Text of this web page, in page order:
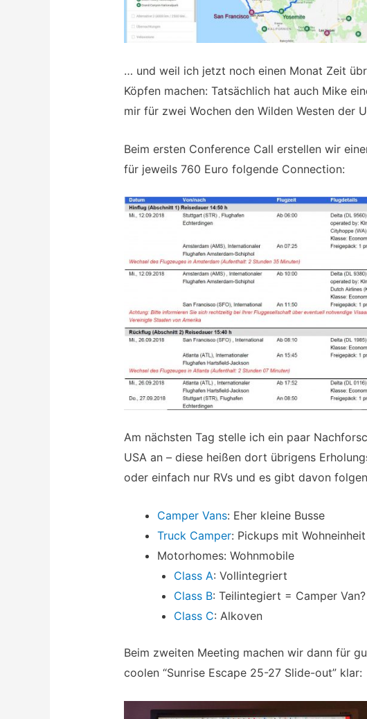
… und weil ich jetzt noch einen Monat Zeit
Köpfen machen: Tatsächlich hat auch Mike
mir für zwei Wochen den Wilden Westen der
Beim ersten Conference Call erstellen wir
für jeweils 760 Euro folgende Connection:
Am nächsten Tag stelle ich ein paar
USA an – diese heißen dort übrigens
oder einfach nur RVs und es gibt davon
Camper Vans: Eher kleine Busse
Truck Camper: Pickups mit Wohneinheit
Motorhomes: Wohnmobile
Class A: Vollintegriert
Class B: Teilintegiert = Camper Van?
Class C: Alkoven
Beim zweiten Meeting machen wir dann für
coolen “Sunrise Escape 25-27 Slide-out” klar: